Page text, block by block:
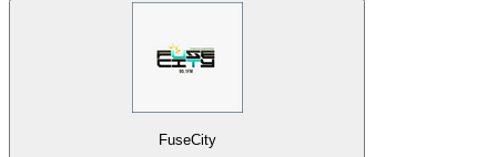
FuseCity